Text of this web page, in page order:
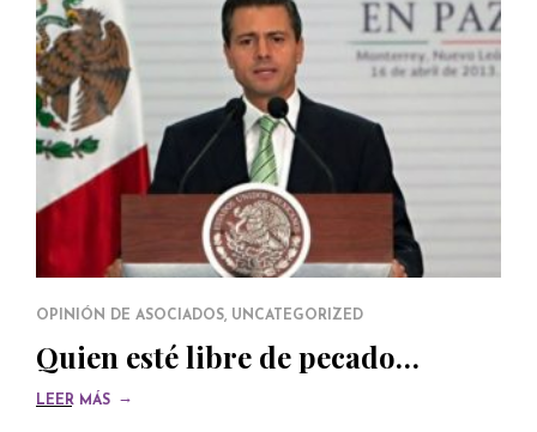
OPINIÓN DE ASOCIADOS, UNCATEGORIZED
Quien esté libre de pecado…
LEER MÁS →